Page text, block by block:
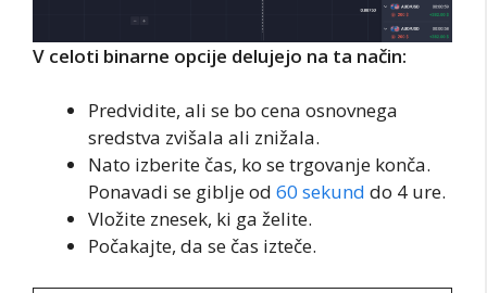
V celoti binarne opcije delujejo na ta način:
Predvidite, ali se bo cena osnovnega
sredstva zvišala ali znižala.
Nato izberite čas, ko se trgovanje konča.
Ponavadi se giblje od 60 sekund do 4 ure.
Vložite znesek, ki ga želite.
Počakajte, da se čas izteče.